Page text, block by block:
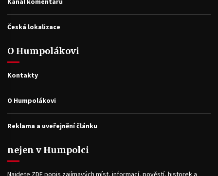
Česká lokalizace
O Humpolákovi
Kontakty
O Humpolákovi
Reklama a uveřejnění článku
nejen v Humpolci
Najdete ZDE popis zajímavých míst, informací, pověstí, historek a